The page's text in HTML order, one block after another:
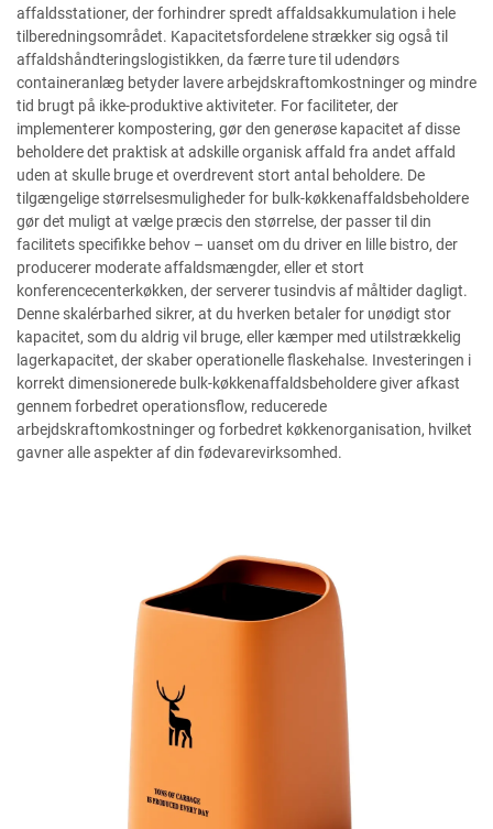
affaldsstationer, der forhindrer spredt affaldsakkumulation i hele
tilberedningsområdet. Kapacitetsfordelene strækker sig også til
affaldshåndteringslogistikken, da færre ture til udendørs
containeranlæg betyder lavere arbejdskraftomkostninger og mindre
tid brugt på ikke-produktive aktiviteter. For faciliteter, der
implementerer kompostering, gør den generøse kapacitet af disse
beholdere det praktisk at adskille organisk affald fra andet affald
uden at skulle bruge et overdrevent stort antal beholdere. De
tilgængelige størrelsesmuligheder for bulk-køkkenaffaldsbeholdere
gør det muligt at vælge præcis den størrelse, der passer til din
facilitets specifikke behov – uanset om du driver en lille bistro, der
producerer moderate affaldsmængder, eller et stort
konferencecenterkøkken, der serverer tusindvis af måltider dagligt.
Denne skalérbarhed sikrer, at du hverken betaler for unødigt stor
kapacitet, som du aldrig vil bruge, eller kæmper med utilstrækkelig
lagerkapacitet, der skaber operationelle flaskehalse. Investeringen i
korrekt dimensionerede bulk-køkkenaffaldsbeholdere giver afkast
gennem forbedret operationsflow, reducerede
arbejdskraftomkostninger og forbedret køkkenorganisation, hvilket
gavner alle aspekter af din fødevarevirksomhed.